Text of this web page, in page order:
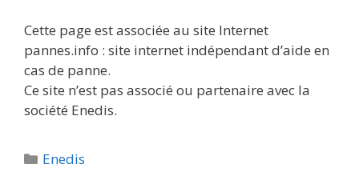
Cette page est associée au site Internet
pannes.info : site internet indépendant d’aide en
cas de panne.
Ce site n’est pas associé ou partenaire avec la
société Enedis.
Catégories
Enedis